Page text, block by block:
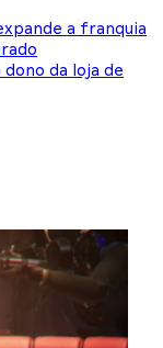
a franquia
da loja de